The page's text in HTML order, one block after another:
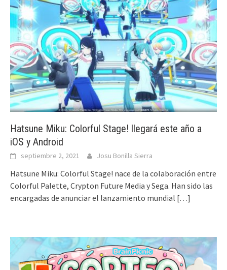
Hatsune Miku: Colorful Stage! llegará este año a
iOS y Android
septiembre 2, 2021 Josu Bonilla Sierra
Hatsune Miku: Colorful Stage! nace de la colaboración entre
Colorful Palette, Crypton Future Media y Sega. Han sido las
encargadas de anunciar el lanzamiento mundial […]